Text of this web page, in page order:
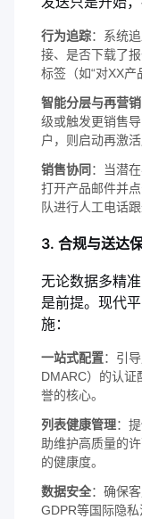
行为追踪：系统
接、是否下载了
标签（如“对XX产
智能分层与再营销
级或触发更销售
户，则启动再激活
销售协同 ：当潜
打开产品邮件并
队进行人工电话
3. 合规与送达
无论数据多精
是前提。现代
施：
一站式配置：引
DMARC）的认证
誉的核心。
列表健康管理：
助维护高质量的
的健康度。
数据安全：确保
GDPR等国际隐私